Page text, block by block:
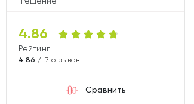
4.86
Рейтинг карты
4.86 / 7 отзывов
Сравнить